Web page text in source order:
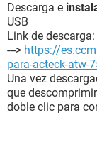
Descarga e
USB
Link de descarga:
---> https://
para-acteck-atw-
Una vez
que
doble clic para